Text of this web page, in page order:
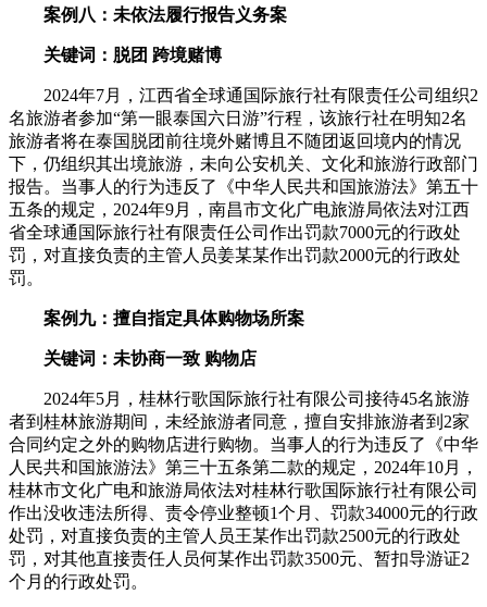
案例八：未依法履行报告义务案
关键词：脱团 跨境赌博
2024年7月，江西省全球通国际旅行社有限责任公司组织2
名旅游者参加“第一眼泰国六日游”行程，该旅行社在明知2名
旅游者将在泰国脱团前往境外赌博且不随团返回境内的情况
下，仍组织其出境旅游，未向公安机关、文化和旅游行政部门
报告。当事人的行为违反了《中华人民共和国旅游法》第五十
五条的规定，2024年9月，南昌市文化广电旅游局依法对江西
省全球通国际旅行社有限责任公司作出罚款7000元的行政处
罚，对直接负责的主管人员姜某某作出罚款2000元的行政处
罚。
案例九：擅自指定具体购物场所案
关键词：未协商一致 购物店
2024年5月，桂林行歌国际旅行社有限公司接待45名旅游
者到桂林旅游期间，未经旅游者同意，擅自安排旅游者到2家
合同约定之外的购物店进行购物。当事人的行为违反了《中华
人民共和国旅游法》第三十五条第二款的规定，2024年10月，
桂林市文化广电和旅游局依法对桂林行歌国际旅行社有限公司
作出没收违法所得、责令停业整顿1个月、罚款34000元的行政
处罚，对直接负责的主管人员王某作出罚款2500元的行政处
罚，对其他直接责任人员何某作出罚款3500元、暂扣导游证2
个月的行政处罚。